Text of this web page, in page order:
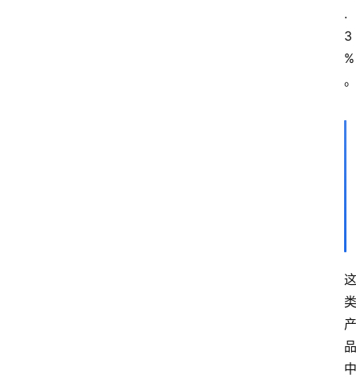
.
3
%
。
这
类
产
品
中